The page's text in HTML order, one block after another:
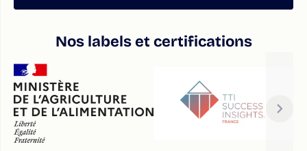
Nos labels et certifications